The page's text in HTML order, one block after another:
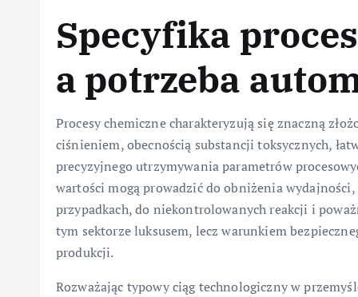
Specyfika
a potrzeba
Procesy chemiczne charakteryzują się znaczną
ciśnieniem, obecnością substancji toksycznych,
precyzyjnego utrzymywania parametrów
wartości mogą prowadzić do obniżenia
przypadkach, do niekontrolowanych reakcji i
tym sektorze luksusem, lecz warunkiem
produkcji.
Rozważając typowy ciąg technologiczny w